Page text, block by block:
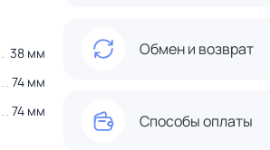
38 мм
74 мм
74 мм
Обмен и возврат
Способы оплаты